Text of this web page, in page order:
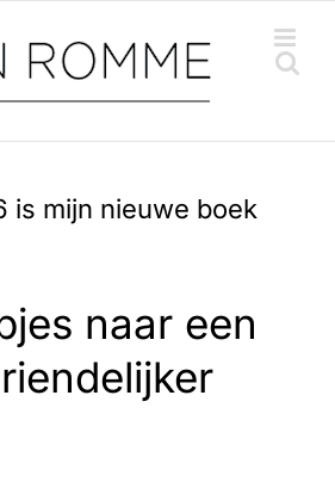
is mijn nieuwe boek
naar een